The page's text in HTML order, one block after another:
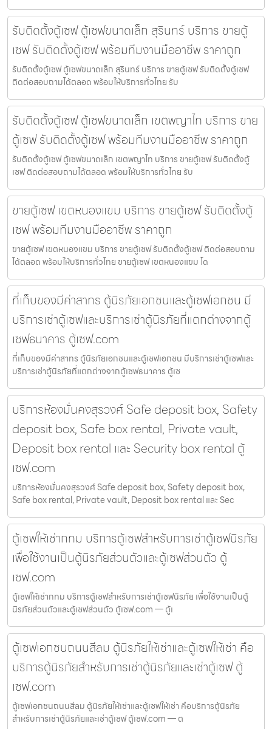
รับติดตั้งตู้เซฟ ตู้เซฟขนาดเล็ก สุรินทร์ บริการ ขายตู้
เซฟ รับติดตั้งตู้เซฟ พร้อมทีมงานมืออาชีพ ราคาถูก
รับติดตั้งตู้เซฟ ตู้เซฟขนาดเล็ก สุรินทร์ บริการ ขายตู้เซฟ รับติดตั้งตู้เซฟ
ติดต่อสอบถามได้ตลอด พร้อมให้บริการทั่วไทย รับ
รับติดตั้งตู้เซฟ ตู้เซฟขนาดเล็ก เขตพญาไท บริการ ขาย
ตู้เซฟ รับติดตั้งตู้เซฟ พร้อมทีมงานมืออาชีพ ราคาถูก
รับติดตั้งตู้เซฟ ตู้เซฟขนาดเล็ก เขตพญาไท บริการ ขายตู้เซฟ รับติดตั้งตู้
เซฟ ติดต่อสอบถามได้ตลอด พร้อมให้บริการทั่วไทย รับ
ขายตู้เซฟ เขตหนองแขม บริการ ขายตู้เซฟ รับติดตั้งตู้
เซฟ พร้อมทีมงานมืออาชีพ ราคาถูก
ขายตู้เซฟ เขตหนองแขม บริการ ขายตู้เซฟ รับติดตั้งตู้เซฟ ติดต่อสอบถาม
ได้ตลอด พร้อมให้บริการทั่วไทย ขายตู้เซฟ เขตหนองแขม โด
ที่เก็บของมีค่าสาทร ตู้นิรภัยเอกชนและตู้เซฟเอกชน มี
บริการเช่าตู้เซฟและบริการเช่าตู้นิรภัยที่แตกต่างจากตู้
เซฟธนาคาร ตู้เซฟ.com
ที่เก็บของมีค่าสาทร ตู้นิรภัยเอกชนและตู้เซฟเอกชน มีบริการเช่าตู้เซฟและ
บริการเช่าตู้นิรภัยที่แตกต่างจากตู้เซฟธนาคาร ตู้เซ
บริการห้องมั่นคงสุรวงศ์ Safe deposit box, Safety
deposit box, Safe box rental, Private vault,
Deposit box rental และ Security box rental ตู้
เซฟ.com
บริการห้องมั่นคงสุรวงศ์ Safe deposit box, Safety deposit box,
Safe box rental, Private vault, Deposit box rental และ Sec
ตู้เซฟให้เช่ากทม บริการตู้เซฟสำหรับการเช่าตู้เซฟนิรภัย
เพื่อใช้งานเป็นตู้นิรภัยส่วนตัวและตู้เซฟส่วนตัว ตู้
เซฟ.com
ตู้เซฟให้เช่ากทม บริการตู้เซฟสำหรับการเช่าตู้เซฟนิรภัย เพื่อใช้งานเป็นตู้
นิรภัยส่วนตัวและตู้เซฟส่วนตัว ตู้เซฟ.com — ตู้เ
ตู้เซฟเอกชนถนนสีลม ตู้นิรภัยให้เช่าและตู้เซฟให้เช่า คือ
บริการตู้นิรภัยสำหรับการเช่าตู้นิรภัยและเช่าตู้เซฟ ตู้
เซฟ.com
ตู้เซฟเอกชนถนนสีลม ตู้นิรภัยให้เช่าและตู้เซฟให้เช่า คือบริการตู้นิรภัย
สำหรับการเช่าตู้นิรภัยและเช่าตู้เซฟ ตู้เซฟ.com — ต